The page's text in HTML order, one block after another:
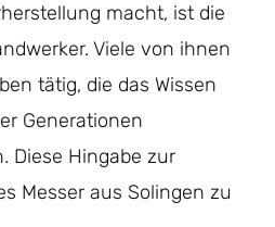
macht, ist die
Viele von ihnen
tätig, die das Wissen
Generationen
Diese Hingabe zur
Messer aus Solingen zu